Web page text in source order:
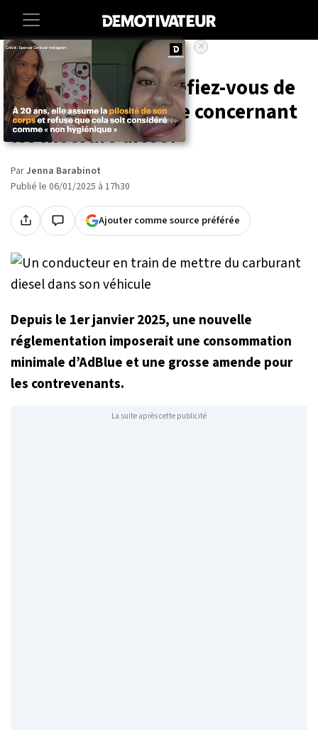
Accueil Vie-pratique
Automobilistes, méfiez-vous de
cette nouvelle règle concernant
les moteurs diesel
ParJenna Barabinot
Publié le 06/01/2025 à 17h30
Ajouter comme source préférée
Depuis le 1er janvier 2025, une nouvelle
réglementation imposerait une consommation
minimale d’AdBlue et une grosse amende pour
les contrevenants.
La suite après cette publicité
×